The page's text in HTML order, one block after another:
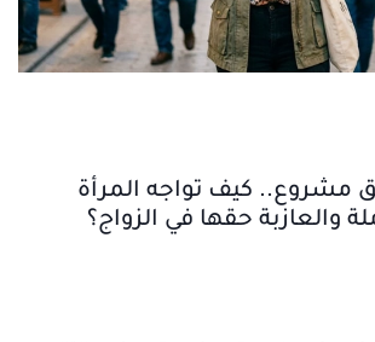
مشروع.. كيف تواجه المرأة
والعازبة حقها في الزواج؟